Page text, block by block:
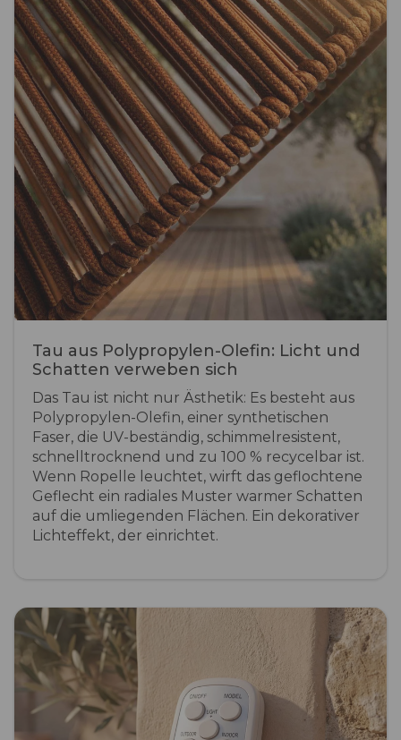
Tau aus Polypropylen-Olefin: Licht und
Schatten verweben sich
Das Tau ist nicht nur Ästhetik: Es besteht aus
Polypropylen-Olefin, einer synthetischen
Faser, die UV-beständig, schimmelresistent,
schnelltrocknend und zu 100 % recycelbar ist.
Wenn Ropelle leuchtet, wirft das geflochtene
Geflecht ein radiales Muster warmer Schatten
auf die umliegenden Flächen. Ein dekorativer
Lichteffekt, der einrichtet.